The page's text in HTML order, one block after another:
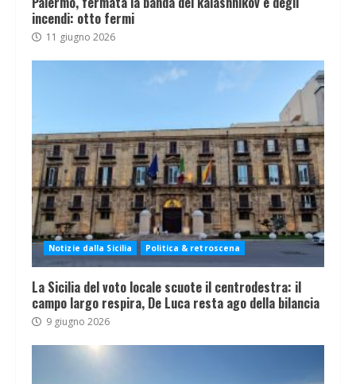
incendi: otto fermi
11 giugno 2026
Notizie dalla Sicilia Politica & retroscena
La Sicilia del voto locale scuote il centrodestra: il
campo largo respira, De Luca resta ago della bilancia
9 giugno 2026